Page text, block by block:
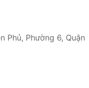
Phủ, Phường 6, Quận